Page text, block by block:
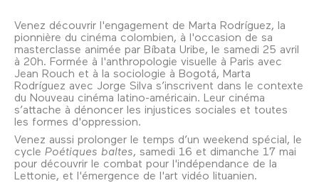
Venez découvrir l'engagement de Marta Rodríguez, la
pionnière du cinéma colombien, à l'occasion de sa
masterclasse animée par Bíbata Uribe, le samedi 25 avril
à 20h. Formée à l'anthropologie visuelle à Paris avec
Jean Rouch et à la sociologie à Bogotá, Marta
Rodríguez avec Jorge Silva s’inscrivent dans le contexte
du Nouveau cinéma latino-américain. Leur cinéma
s’attache à dénoncer les injustices sociales et toutes
les formes d'oppression.
Venez aussi prolonger le temps d’un weekend spécial, le
cycle Poétiques baltes, samedi 16 et dimanche 17 mai
pour découvrir le combat pour l'indépendance de la
Lettonie, et l'émergence de l'art vidéo lituanien.